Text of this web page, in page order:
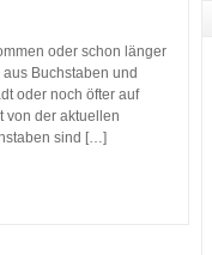
oder schon länger
Buchstaben und
oder noch öfter auf
von der aktuellen
sind […]